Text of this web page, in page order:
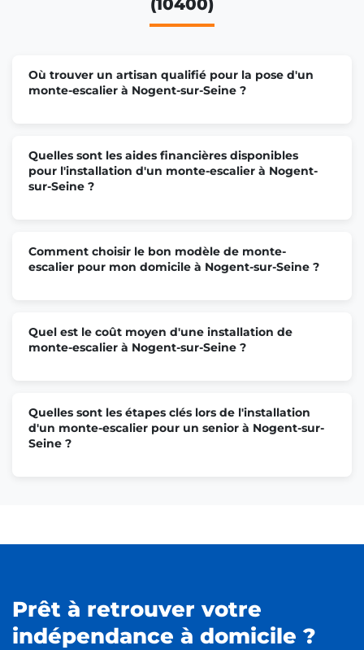
Où trouver un artisan qualifié pour la pose d'un
monte-escalier à Nogent-sur-Seine ?
Quelles sont les aides financières disponibles
pour l'installation d'un monte-escalier à Nogent-
sur-Seine ?
Comment choisir le bon modèle de monte-
escalier pour mon domicile à Nogent-sur-Seine ?
Quel est le coût moyen d'une installation de
monte-escalier à Nogent-sur-Seine ?
Quelles sont les étapes clés lors de l'installation
d'un monte-escalier pour un senior à Nogent-sur-
Seine ?
Prêt à retrouver votre
indépendance à domicile ?